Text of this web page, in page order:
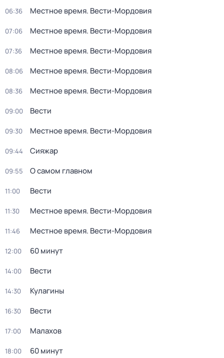
06:36 Местное время. Вести-Мордовия
07:06 Местное время. Вести-Мордовия
07:36 Местное время. Вести-Мордовия
08:06 Местное время. Вести-Мордовия
08:36 Местное время. Вести-Мордовия
09:00 Вести
09:30 Местное время. Вести-Мордовия
09:44 Сияжар
09:55 О самом главном
11:00 Вести
11:30 Местное время. Вести-Мордовия
11:46 Местное время. Вести-Мордовия
12:00 60 минут
14:00 Вести
14:30 Кулагины
16:30 Вести
17:00 Малахов
18:00 60 минут